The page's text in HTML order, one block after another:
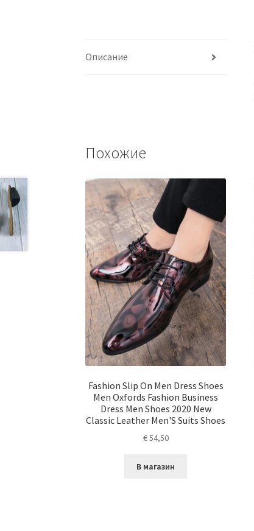
Описание
Похожие
Fashion Slip On Men Dress Shoes
Men Oxfords Fashion Business
Dress Men Shoes 2020 New
Classic Leather Men'S Suits Shoes
€54,50
В магазин